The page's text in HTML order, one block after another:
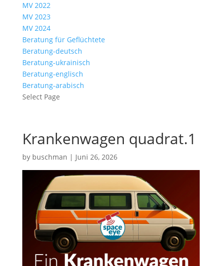
MV 2022
MV 2023
MV 2024
Beratung für Geflüchtete
Beratung-deutsch
Beratung-ukrainisch
Beratung-englisch
Beratung-arabisch
Select Page
Krankenwagen quadrat.1
by buschman | Juni 26, 2026